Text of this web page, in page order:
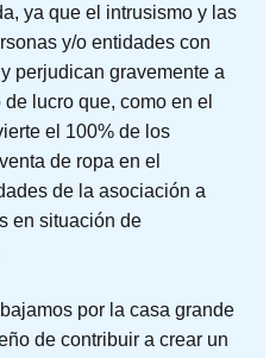
ya que el intrusismo y las
y/o entidades con
perjudican gravemente a
lucro que, como en el
el 100% de los
de ropa en el
de la asociación a
en situación de
por la casa grande
de contribuir a crear un